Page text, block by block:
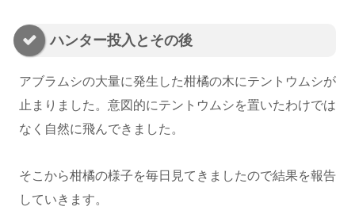
ハンター投入とその後
アブラムシの大量に発生した柑橘の木にテントウムシが
止まりました。意図的にテントウムシを置いたわけでは
なく自然に飛んできました。
そこから柑橘の様子を毎日見てきましたので結果を報告
していきます。